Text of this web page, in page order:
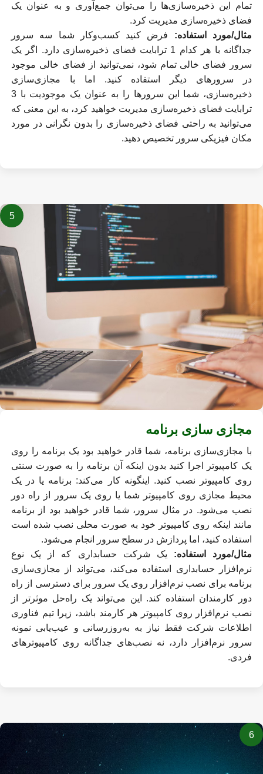
تمام این ذخیره‌سازی‌ها را می‌توان جمع‌آوری و به عنوان یک
فضای ذخیره‌سازی مدیریت کرد.
مثال/مورد استفاده: فرض کنید کسب‌وکار شما سه سرور
جداگانه با هر کدام 1 ترابایت فضای ذخیره‌سازی دارد. اگر یک
سرور فضای خالی تمام شود، نمی‌توانید از فضای خالی موجود
در سرورهای دیگر استفاده کنید. اما با مجازی‌سازی
ذخیره‌سازی، شما این سرورها را به عنوان یک موجودیت با 3
ترابایت فضای ذخیره‌سازی مدیریت خواهید کرد، به این معنی که
می‌توانید به راحتی فضای ذخیره‌سازی را بدون نگرانی در مورد
مکان فیزیکی سرور تخصیص دهید.
5
مجازی سازی برنامه
با مجازی‌سازی برنامه، شما قادر خواهید بود یک برنامه را روی
یک کامپیوتر اجرا کنید بدون اینکه آن برنامه را به صورت سنتی
روی کامپیوتر نصب کنید. اینگونه کار می‌کند: برنامه یا در یک
محیط مجازی روی کامپیوتر شما یا روی یک سرور از راه دور
نصب می‌شود. در مثال سرور، شما قادر خواهید بود از برنامه
مانند اینکه روی کامپیوتر خود به صورت محلی نصب شده است
استفاده کنید، اما پردازش در سطح سرور انجام می‌شود.
مثال/مورد استفاده: یک شرکت حسابداری که از یک نوع
نرم‌افزار حسابداری استفاده می‌کند، می‌تواند از مجازی‌سازی
برنامه برای نصب نرم‌افزار روی یک سرور برای دسترسی از راه
دور کارمندان استفاده کند. این می‌تواند یک راه‌حل موثرتر از
نصب نرم‌افزار روی کامپیوتر هر کارمند باشد، زیرا تیم فناوری
اطلاعات شرکت فقط نیاز به به‌روزرسانی و عیب‌یابی نمونه
سرور نرم‌افزار دارد، نه نصب‌های جداگانه روی کامپیوترهای
فردی.
6